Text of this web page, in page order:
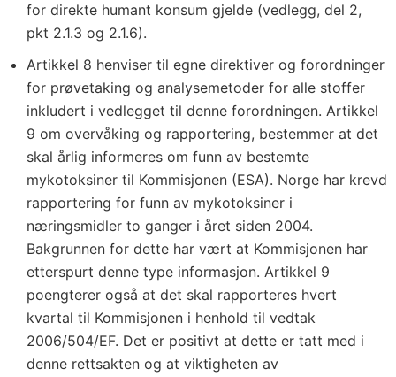
for direkte humant konsum gjelde (vedlegg, del 2,
pkt 2.1.3 og 2.1.6).
Artikkel 8 henviser til egne direktiver og forordninger
for prøvetaking og analysemetoder for alle stoffer
inkludert i vedlegget til denne forordningen. Artikkel
9 om overvåking og rapportering, bestemmer at det
skal årlig informeres om funn av bestemte
mykotoksiner til Kommisjonen (ESA). Norge har krevd
rapportering for funn av mykotoksiner i
næringsmidler to ganger i året siden 2004.
Bakgrunnen for dette har vært at Kommisjonen har
etterspurt denne type informasjon. Artikkel 9
poengterer også at det skal rapporteres hvert
kvartal til Kommisjonen i henhold til vedtak
2006/504/EF. Det er positivt at dette er tatt med i
denne rettsakten og at viktigheten av